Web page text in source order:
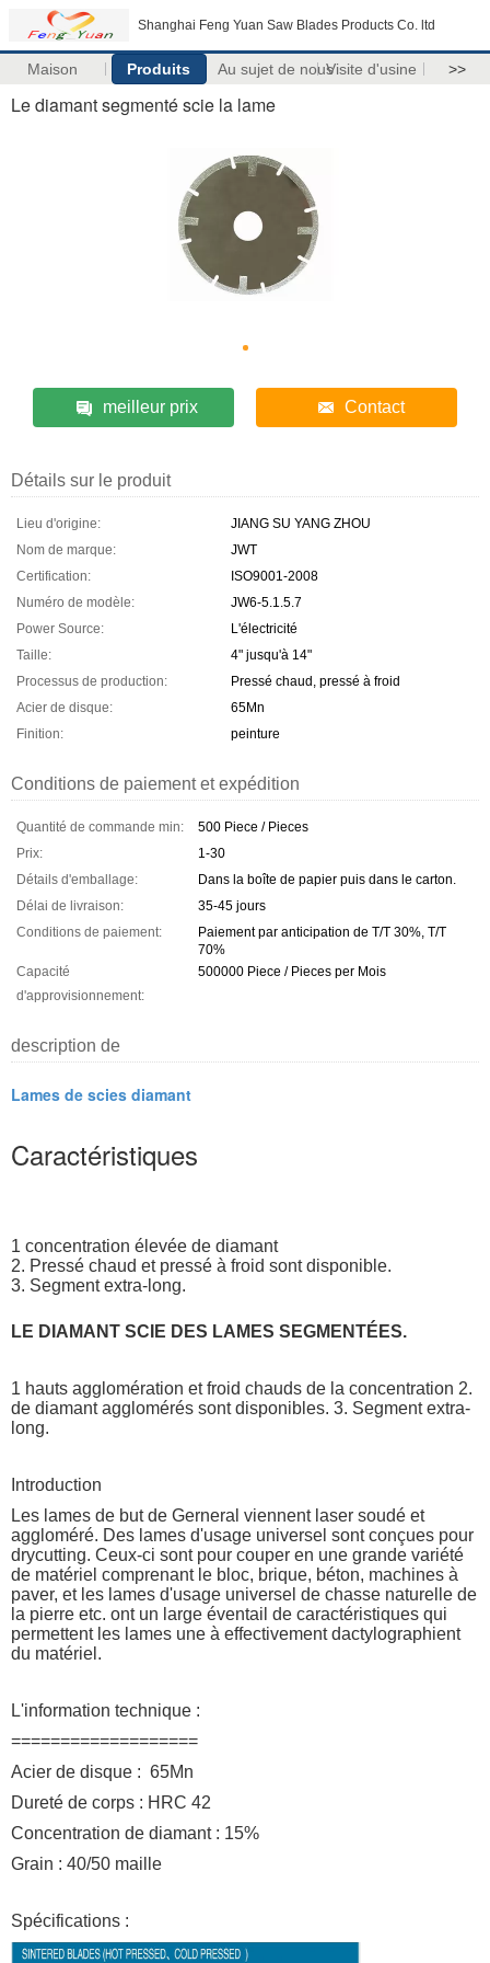
Shanghai Feng Yuan Saw Blades Products Co. ltd
Maison Produits Au sujet de nousVisite d'usine >>
Le diamant segmenté scie la lame
meilleur prix Contact
Détails sur le produit
Lieu d'origine:
JIANG SU YANG ZHOU
Nom de marque:
JWT
Certification:
ISO9001-2008
Numéro de modèle:
JW6-5.1.5.7
Power Source:
L'électricité
Taille:
4" jusqu'à 14"
Processus de production:
Pressé chaud, pressé à froid
Acier de disque:
65Mn
Finition:
peinture
Conditions de paiement et expédition
Quantité de commande min:
500 Piece / Pieces
Prix:
1-30
Détails d'emballage:
Dans la boîte de papier puis dans le carton.
Délai de livraison:
35-45 jours
Conditions de paiement:
Paiement par anticipation de T/T 30%, T/T
70%
Capacité
d'approvisionnement:
500000 Piece / Pieces per Mois
description de
Lames de scies diamant
Caractéristiques
1 concentration élevée de diamant
2. Pressé chaud et pressé à froid sont disponible.
3. Segment extra-long.
LE DIAMANT SCIE DES LAMES SEGMENTÉES.
1 hauts agglomération et froid chauds de la concentration 2.
de diamant agglomérés sont disponibles. 3. Segment extra-
long.
Introduction
Les lames de but de Gerneral viennent laser soudé et
aggloméré. Des lames d'usage universel sont conçues pour
drycutting. Ceux-ci sont pour couper en une grande variété
de matériel comprenant le bloc, brique, béton, machines à
paver, et les lames d'usage universel de chasse naturelle de
la pierre etc. ont un large éventail de caractéristiques qui
permettent les lames une à effectivement dactylographient
du matériel.
L'information technique :
===================
Acier de disque : 65Mn
Dureté de corps : HRC 42
Concentration de diamant : 15%
Grain : 40/50 maille
Spécifications :